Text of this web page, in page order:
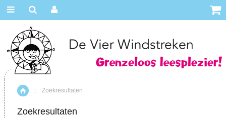
Home
:: Zoekresultaten
Zoekresultaten